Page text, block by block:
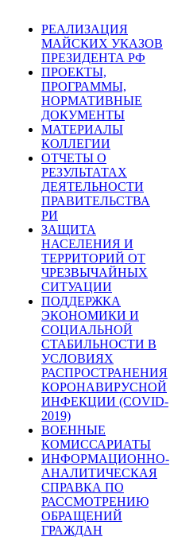
РЕАЛИЗАЦИЯ
МАЙСКИХ УКАЗОВ
ПРЕЗИДЕНТА РФ
ПРОЕКТЫ,
ПРОГРАММЫ,
НОРМАТИВНЫЕ
ДОКУМЕНТЫ
МАТЕРИАЛЫ
КОЛЛЕГИИ
ОТЧЕТЫ О
РЕЗУЛЬТАТАХ
ДЕЯТЕЛЬНОСТИ
ПРАВИТЕЛЬСТВА
РИ
ЗАЩИТА
НАСЕЛЕНИЯ И
ТЕРРИТОРИЙ ОТ
ЧРЕЗВЫЧАЙНЫХ
СИТУАЦИИ
ПОДДЕРЖКА
ЭКОНОМИКИ И
СОЦИАЛЬНОЙ
СТАБИЛЬНОСТИ В
УСЛОВИЯХ
РАСПРОСТРАНЕНИЯ
КОРОНАВИРУСНОЙ
ИНФЕКЦИИ (COVID-
2019)
ВОЕННЫЕ
КОМИССАРИАТЫ
ИНФОРМАЦИОННО-
АНАЛИТИЧЕСКАЯ
СПРАВКА ПО
РАССМОТРЕНИЮ
ОБРАЩЕНИЙ
ГРАЖДАН